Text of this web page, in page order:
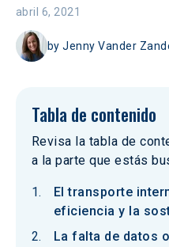
abril 6, 2021
byJenny Vander
Tabla de contenido
Revisa la tabla de
a la parte que estás
El transporte
eficiencia y la
La falta de datos